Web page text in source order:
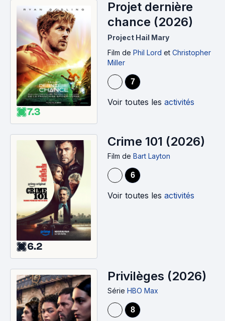
7.3
Projet dernière
chance (2026)
Project Hail Mary
Film de Phil Lord et Christopher
Miller
7
Voir toutes les activités
6.2
Crime 101 (2026)
Film de Bart Layton
6
Voir toutes les activités
Privilèges (2026)
Série HBO Max
8